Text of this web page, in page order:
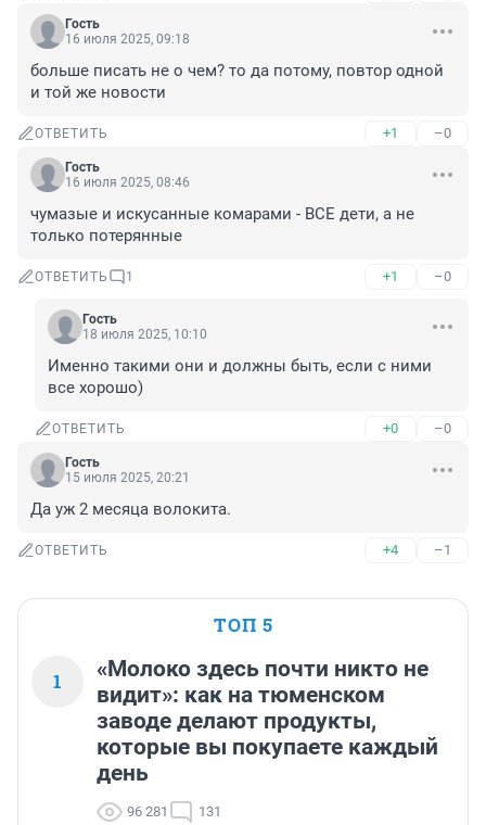
Гость
16 июля 2025, 09:18
больше писать не о чем? то да потому, повтор одной
и той же новости
ОТВЕТИТЬ +1 –0
Гость
16 июля 2025, 08:46
чумазые и искусанные комарами - ВСЕ дети, а не
только потерянные
ОТВЕТИТЬ 1 +1 –0
Гость
18 июля 2025, 10:10
Именно такими они и должны быть, если с ними
все хорошо)
ОТВЕТИТЬ +0 –0
Гость
15 июля 2025, 20:21
Да уж 2 месяца волокита.
ОТВЕТИТЬ +4 –1
ТОП 5
1
«Молоко здесь почти никто не
видит»: как на тюменском
заводе делают продукты,
которые вы покупаете каждый
день
96 281 131